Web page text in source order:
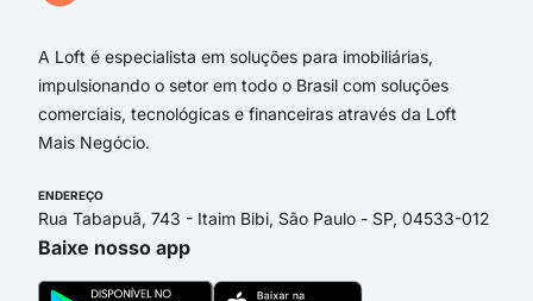
A Loft é especialista em soluções para imobiliárias,
impulsionando o setor em todo o Brasil com soluções
comerciais, tecnológicas e financeiras através da Loft
Mais Negócio.
ENDEREÇO
Rua Tabapuã, 743 - Itaim Bibi, São Paulo - SP, 04533-012
Baixe nosso app